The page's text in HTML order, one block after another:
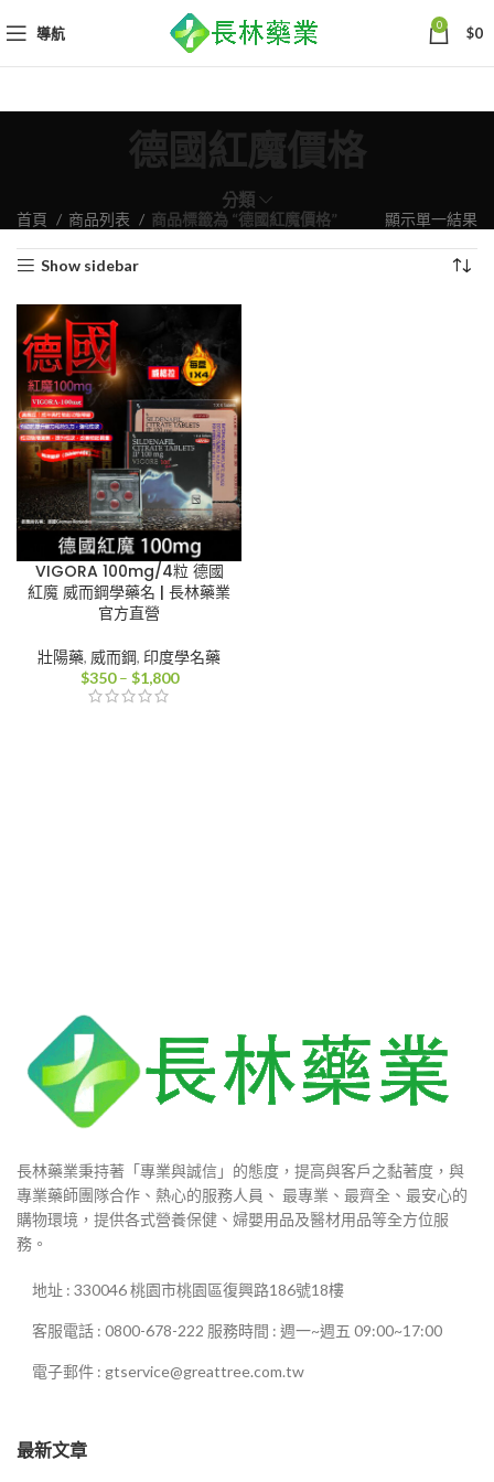
導航 0 $0
德國紅魔價格
分類
首頁 商品列表 商品標籤為 “德國紅魔價格” 顯示單一結果
Show sidebar
VIGORA 100mg/4粒 德國
紅魔 威而鋼學藥名 | 長林藥業
官方直營
壯陽藥, 威而鋼, 印度學名藥
$350 – $1,800價
長林藥業秉持著「專業與誠信」的態度，提高與客戶之黏著度，與
專業藥師團隊合作、熱心的服務人員、 最專業、最齊全、最安心的
購物環境，提供各式營養保健、婦嬰用品及醫材用品等全方位服
務。
地址 : 330046 桃園市桃園區復興路186號18樓
客服電話 : 0800-678-222 服務時間 : 週一~週五 09:00~17:00
電子郵件 : gtservice@greattree.com.tw
最新文章